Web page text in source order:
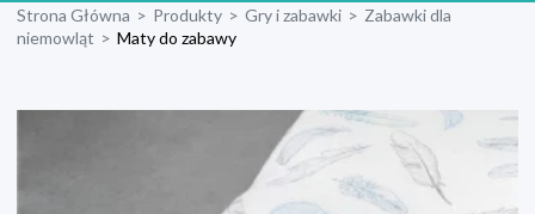
Produkty
Blog
Wyprawka
Strona Główna > Produkty > Gry i zabawki > Zabawki dla
niemowląt > Maty do zabawy